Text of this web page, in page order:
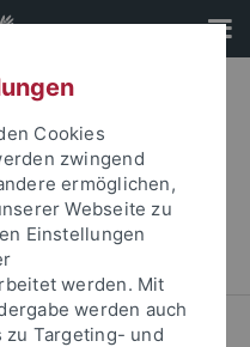
/ Medizinische Fakultät
und
SPIRE
Cookies
zwingend
ermöglichen,
Webseite zu
Einstellungen
werden. Mit
werden auch
Targeting- und